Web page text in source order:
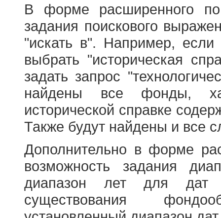
В форме расширенного
задания поискового
"искать в". Например,
выбрать "историческая
задать запрос
найдены все фонды,
исторической справке
Также будут найдены и все
Дополнительно в форме
возможность задания
диапазон лет для
существования